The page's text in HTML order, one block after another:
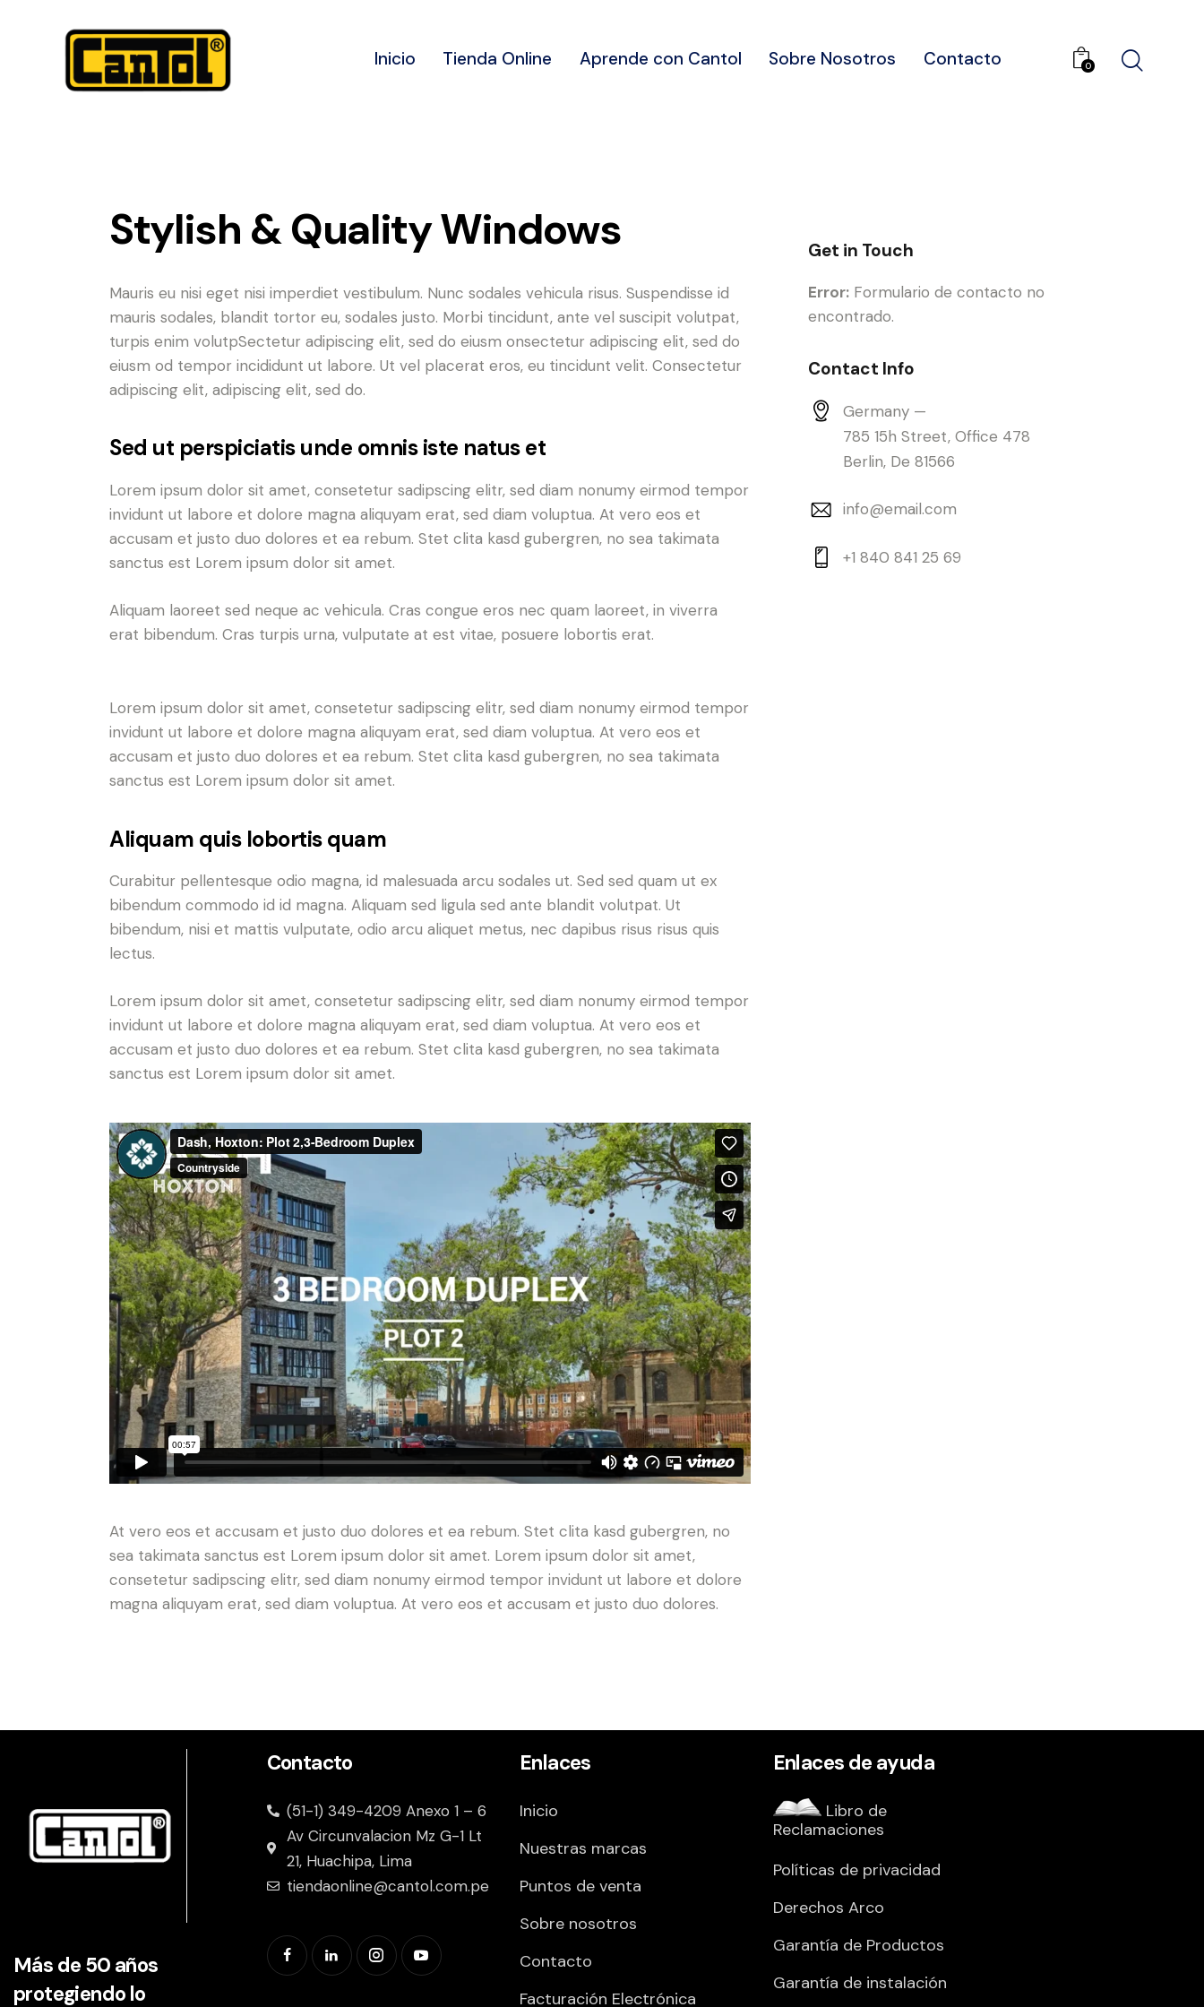
Inicio Tienda Online Aprende con Cantol Sobre Nosotros Contacto 0
Stylish & Quality Windows
Mauris eu nisi eget nisi imperdiet vestibulum. Nunc sodales vehicula risus. Suspendisse id
mauris sodales, blandit tortor eu, sodales justo. Morbi tincidunt, ante vel suscipit volutpat,
turpis enim volutpSectetur adipiscing elit, sed do eiusm onsectetur adipiscing elit, sed do
eiusm od tempor incididunt ut labore. Ut vel placerat eros, eu tincidunt velit. Consectetur
adipiscing elit, adipiscing elit, sed do.
Sed ut perspiciatis unde omnis iste natus et
Lorem ipsum dolor sit amet, consetetur sadipscing elitr, sed diam nonumy eirmod tempor
invidunt ut labore et dolore magna aliquyam erat, sed diam voluptua. At vero eos et
accusam et justo duo dolores et ea rebum. Stet clita kasd gubergren, no sea takimata
sanctus est Lorem ipsum dolor sit amet.
Aliquam laoreet sed neque ac vehicula. Cras congue eros nec quam laoreet, in viverra
erat bibendum. Cras turpis urna, vulputate at est vitae, posuere lobortis erat.
Lorem ipsum dolor sit amet, consetetur sadipscing elitr, sed diam nonumy eirmod tempor
invidunt ut labore et dolore magna aliquyam erat, sed diam voluptua. At vero eos et
accusam et justo duo dolores et ea rebum. Stet clita kasd gubergren, no sea takimata
sanctus est Lorem ipsum dolor sit amet.
Aliquam quis lobortis quam
Curabitur pellentesque odio magna, id malesuada arcu sodales ut. Sed sed quam ut ex
bibendum commodo id id magna. Aliquam sed ligula sed ante blandit volutpat. Ut
bibendum, nisi et mattis vulputate, odio arcu aliquet metus, nec dapibus risus risus quis
lectus.
Lorem ipsum dolor sit amet, consetetur sadipscing elitr, sed diam nonumy eirmod tempor
invidunt ut labore et dolore magna aliquyam erat, sed diam voluptua. At vero eos et
accusam et justo duo dolores et ea rebum. Stet clita kasd gubergren, no sea takimata
sanctus est Lorem ipsum dolor sit amet.
At vero eos et accusam et justo duo dolores et ea rebum. Stet clita kasd gubergren, no
sea takimata sanctus est Lorem ipsum dolor sit amet. Lorem ipsum dolor sit amet,
consetetur sadipscing elitr, sed diam nonumy eirmod tempor invidunt ut labore et dolore
magna aliquyam erat, sed diam voluptua. At vero eos et accusam et justo duo dolores.
Get in Touch
Error: Formulario de contacto no
encontrado.
Contact Info
Germany —
785 15h Street, Office 478
Berlin, De 81566
info@email.com
+1 840 841 25 69
Más de 50 años
protegiendo lo
Contacto
(51-1) 349-4209 Anexo 1 – 6
Av Circunvalacion Mz G-1 Lt
21, Huachipa, Lima
tiendaonline@cantol.com.pe
Enlaces
Inicio
Nuestras marcas
Puntos de venta
Sobre nosotros
Contacto
Facturación Electrónica
Enlaces de ayuda
Libro de
Reclamaciones
Políticas de privacidad
Derechos Arco
Garantía de Productos
Garantía de instalación